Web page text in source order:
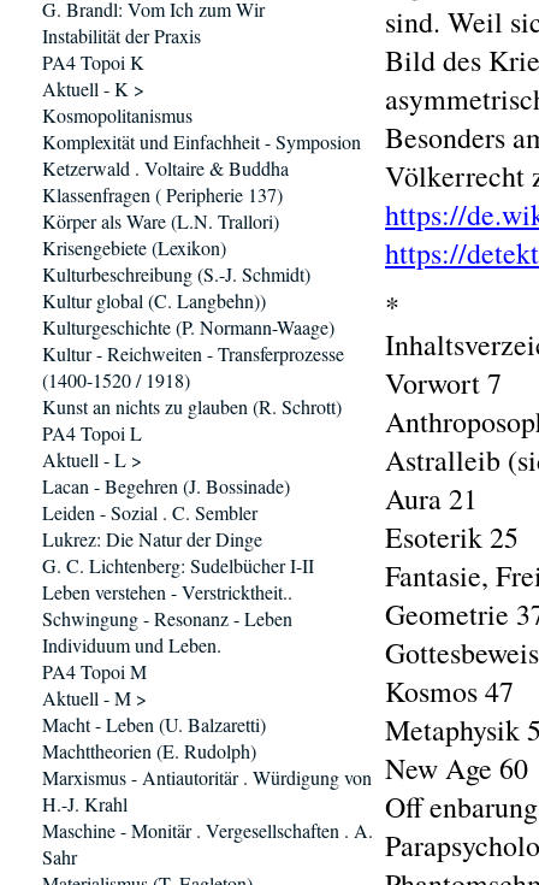
sind. Weil
Bild des
Besonders
Völkerrecht
https://
https://
*
Vorwort 7
Astralleib
Aura 21
Esoterik 25
Fantasie,
Geometrie
Kosmos 47
Metaphysik
New Age 60
Off
G. Brandl: Vom Ich zum Wir
Instabilität der Praxis
PA4 Topoi K
Aktuell - K >
Kosmopolitanismus
Komplexität und Einfachheit - Symposion
Ketzerwald . Voltaire & Buddha
Klassenfragen ( Peripherie 137)
Körper als Ware (L.N. Trallori)
Krisengebiete (Lexikon)
Kulturbeschreibung (S.-J. Schmidt)
Kultur global (C. Langbehn))
Kulturgeschichte (P. Normann-Waage)
Kultur - Reichweiten - Transferprozesse
(1400-1520 / 1918)
Kunst an nichts zu glauben (R. Schrott)
PA4 Topoi L
Aktuell - L >
Lacan - Begehren (J. Bossinade)
Leiden - Sozial . C. Sembler
Lukrez: Die Natur der Dinge
G. C. Lichtenberg: Sudelbücher I-II
Leben verstehen - Verstricktheit..
Schwingung - Resonanz - Leben
Individuum und Leben.
PA4 Topoi M
Aktuell - M >
Macht - Leben (U. Balzaretti)
Machttheorien (E. Rudolph)
Marxismus - Antiautoritär . Würdigung von
H.-J. Krahl
Maschine - Monitär . Vergesellschaften . A.
Sahr